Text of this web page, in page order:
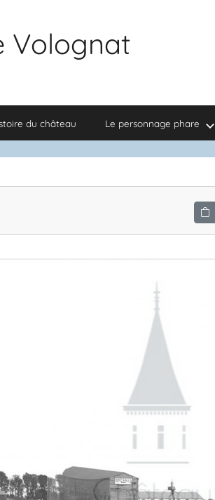
Volognat
du château Le personnage phare